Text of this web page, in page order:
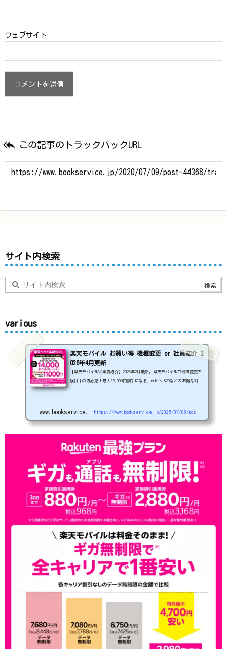
ウェブサイト
 この記事のトラックバックURL
サイト内検索
various
楽天モバイル お買い得 機種変更 or 社員紹介 2
026年4月更新
【楽天モバイル従業員紹介】2026年2月最新。楽天モバイルで機種変更を
検討中の方必見！最大22,000円割引になる、nubia S2Rなどのお得な対象
arrows We2 1円 arrows We2 Plus #1円
www.bookservice.jp https://www.bookservice.jp/2025/07/06/post-48181